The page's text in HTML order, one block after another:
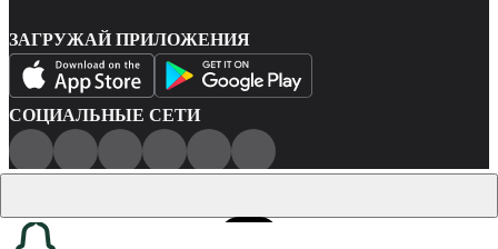
ЗАГРУЖАЙ ПРИЛОЖЕНИЯ
СОЦИАЛЬНЫЕ СЕТИ
Политика конфиденциальности
Карта сайта